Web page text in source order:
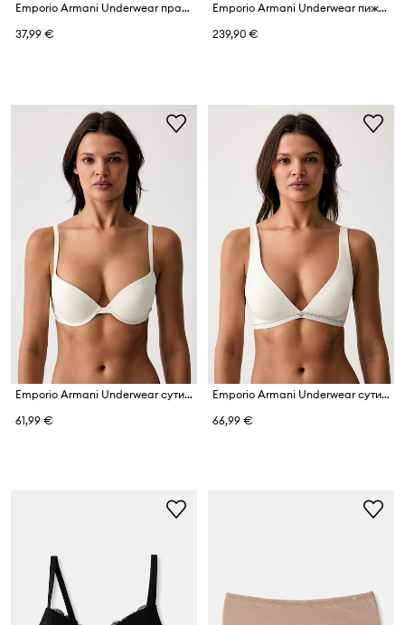
Emporio Armani Underwear прашки дамски от дантела
37,99 €
Emporio Armani Underwear пижама от две части дамска от вискоза
239,90 €
Emporio Armani Underwear сутиен от памук с еластан
61,99 €
Emporio Armani Underwear сутиен с дълбоко деколте от памук с еластан
66,99 €